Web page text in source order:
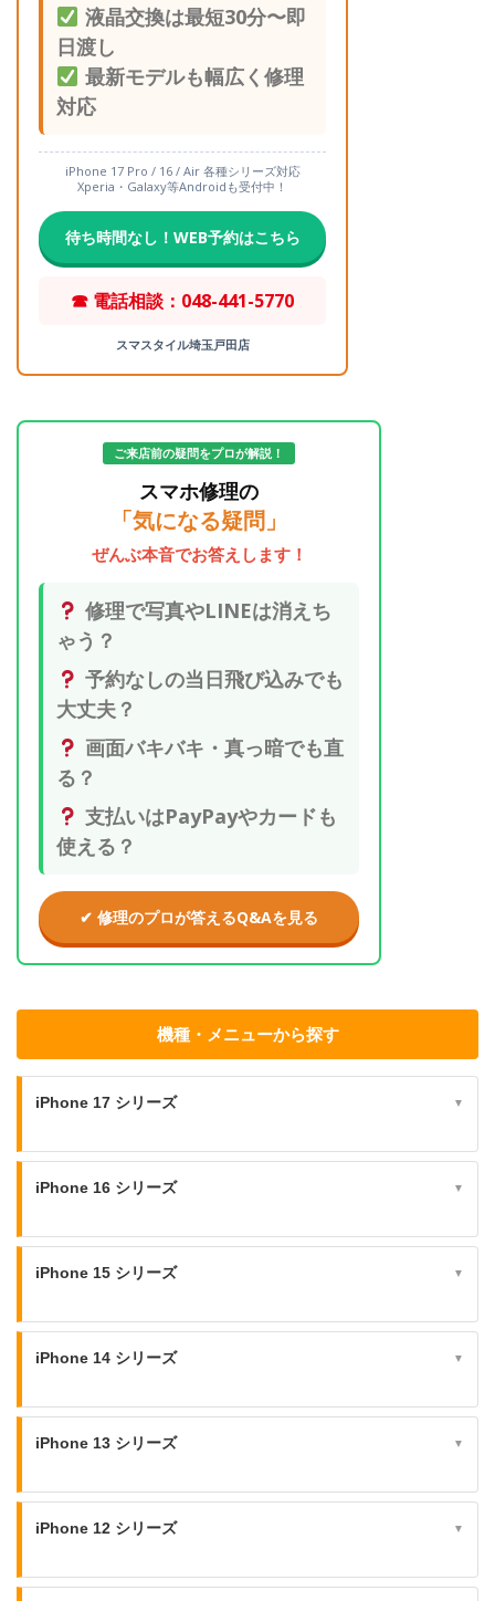
液晶交換は最短30分〜即
日渡し
最新モデルも幅広く修理
対応
iPhone 17 Pro / 16 / Air 各種シリーズ対応
Xperia・Galaxy等Androidも受付中！
待ち時間なし！WEB予約はこちら
☎ 電話相談：048-441-5770
スマスタイル埼玉戸田店
ご来店前の疑問をプロが解説！
スマホ修理の
「気になる疑問」
ぜんぶ本音でお答えします！
修理で写真やLINEは消えち
ゃう？
予約なしの当日飛び込みでも
大丈夫？
画面バキバキ・真っ暗でも直
る？
支払いはPayPayやカードも
使える？
✔ 修理のプロが答えるQ&Aを見る
機種・メニューから探す
iPhone 17 シリーズ ▼
iPhone 16 シリーズ ▼
iPhone 15 シリーズ ▼
iPhone 14 シリーズ ▼
iPhone 13 シリーズ ▼
iPhone 12 シリーズ ▼